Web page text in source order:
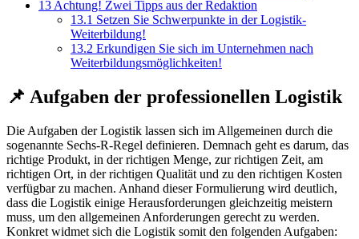
13 Achtung! Zwei Tipps aus der Redaktion
13.1 Setzen Sie Schwerpunkte in der Logistik-
Weiterbildung!
13.2 Erkundigen Sie sich im Unternehmen nach
Weiterbildungsmöglichkeiten!
📌 Aufgaben der professionellen Logistik
Die Aufgaben der Logistik lassen sich im Allgemeinen durch die
sogenannte Sechs-R-Regel definieren. Demnach geht es darum, das
richtige Produkt, in der richtigen Menge, zur richtigen Zeit, am
richtigen Ort, in der richtigen Qualität und zu den richtigen Kosten
verfügbar zu machen. Anhand dieser Formulierung wird deutlich,
dass die Logistik einige Herausforderungen gleichzeitig meistern
muss, um den allgemeinen Anforderungen gerecht zu werden.
Konkret widmet sich die Logistik somit den folgenden Aufgaben: